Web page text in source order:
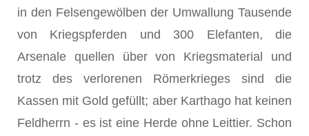
in den Felsengewölben der Umwallung Tausende
von Kriegspferden und 300 Elefanten, die
Arsenale quellen über von Kriegsmaterial und
trotz des verlorenen Römerkrieges sind die
Kassen mit Gold gefüllt; aber Karthago hat keinen
Feldherrn - es ist eine Herde ohne Leittier. Schon